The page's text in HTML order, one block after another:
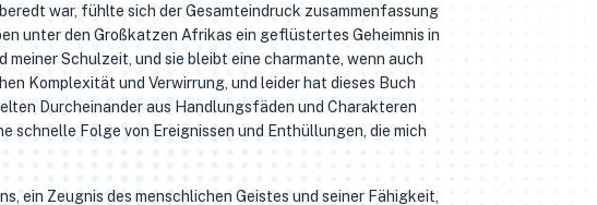
war, fühlte sich der Gesamteindruck zusammenfassung
unter den Großkatzen Afrikas ein geflüstertes Geheimnis in
Schulzeit, und sie bleibt eine charmante, wenn auch
Komplexität und Verwirrung, und leider hat dieses Buch
Durcheinander aus Handlungsfäden und Charakteren
schnelle Folge von Ereignissen und Enthüllungen, die mich
ein Zeugnis des menschlichen Geistes und seiner Fähigkeit,